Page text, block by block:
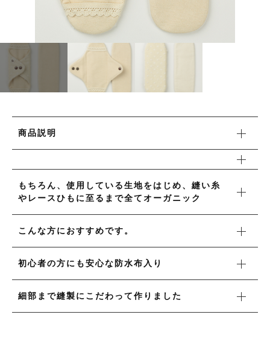
商品説明
もちろん、使用している生地をはじめ、縫い糸
やレースひもに至るまで全てオーガニック
こんな方におすすめです。
初心者の方にも安心な防水布入り
細部まで縫製にこだわって作りました
カートを確認する
HINOKI（土佐ヒノキ）シリーズ
サステナブル歯ブラシ・歯磨き粉
洗剤・食器用石鹸
タオル/ハンカチ
カトラリー/食器
ファッション
雑貨
キリム
ギフトラッピング
洗剤・食器用石鹸
タオル/ハンカチ
国産［奥会津］かごバッグ
ファッション
雑貨
ラリーキルト
価格帯
在庫あり セール